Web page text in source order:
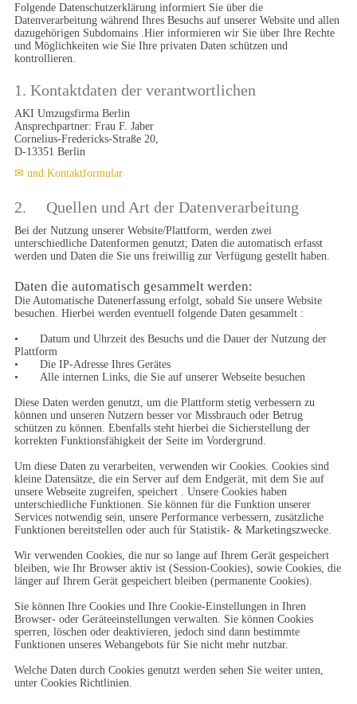
Folgende Datenschutzerklärung informiert Sie über die
Datenverarbeitung während Ihres Besuchs auf unserer Website und allen
dazugehörigen Subdomains .Hier informieren wir Sie über Ihre Rechte
und Möglichkeiten wie Sie Ihre privaten Daten schützen und
kontrollieren.
1. Kontaktdaten der verantwortlichen
AKI Umzugsfirma Berlin
Ansprechpartner: Frau F. Jaber
Cornelius-Fredericks-Straße 20,
D-13351 Berlin
✉ und Kontaktformular
2.	Quellen und Art der Datenverarbeitung
Bei der Nutzung unserer Website/Plattform, werden zwei
unterschiedliche Datenformen genutzt; Daten die automatisch erfasst
werden und Daten die Sie uns freiwillig zur Verfügung gestellt haben.
Daten die automatisch gesammelt werden:
Die Automatische Datenerfassung erfolgt, sobald Sie unsere Website
besuchen. Hierbei werden eventuell folgende Daten gesammelt :
•	Datum und Uhrzeit des Besuchs und die Dauer der Nutzung der
Plattform
•	Die IP-Adresse Ihres Gerätes
•	Alle internen Links, die Sie auf unserer Webseite besuchen
Diese Daten werden genutzt, um die Plattform stetig verbessern zu
können und unseren Nutzern besser vor Missbrauch oder Betrug
schützen zu können. Ebenfalls steht hierbei die Sicherstellung der
korrekten Funktionsfähigkeit der Seite im Vordergrund.
Um diese Daten zu verarbeiten, verwenden wir Cookies. Cookies sind
kleine Datensätze, die ein Server auf dem Endgerät, mit dem Sie auf
unsere Webseite zugreifen, speichert . Unsere Cookies haben
unterschiedliche Funktionen. Sie können für die Funktion unserer
Services notwendig sein, unsere Performance verbessern, zusätzliche
Funktionen bereitstellen oder auch für Statistik- & Marketingszwecke.
Wir verwenden Cookies, die nur so lange auf Ihrem Gerät gespeichert
bleiben, wie Ihr Browser aktiv ist (Session-Cookies), sowie Cookies, die
länger auf Ihrem Gerät gespeichert bleiben (permanente Cookies).
Sie können Ihre Cookies und Ihre Cookie-Einstellungen in Ihren
Browser- oder Geräteeinstellungen verwalten. Sie können Cookies
sperren, löschen oder deaktivieren, jedoch sind dann bestimmte
Funktionen unseres Webangebots für Sie nicht mehr nutzbar.
Welche Daten durch Cookies genutzt werden sehen Sie weiter unten,
unter Cookies Richtlinien.